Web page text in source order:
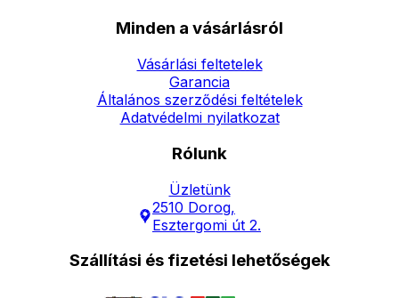
Minden a vásárlásról
Vásárlási feltetelek
Garancia
Általános szerződési feltételek
Adatvédelmi nyilatkozat
Rólunk
Üzletünk
2510 Dorog,
Esztergomi út 2.
Szállítási és fizetési lehetőségek